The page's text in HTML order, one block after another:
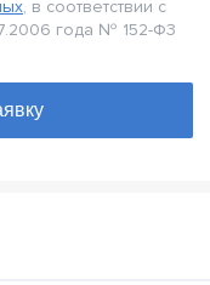
, в соответствии с
года № 152-Ф3